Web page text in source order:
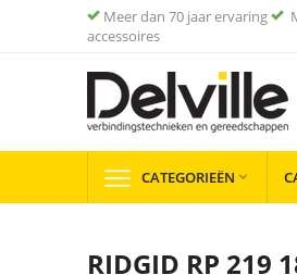
Meer dan 70 jaar ervaring
accessoires
CATEGORIEËN 
RIDGID RP 219